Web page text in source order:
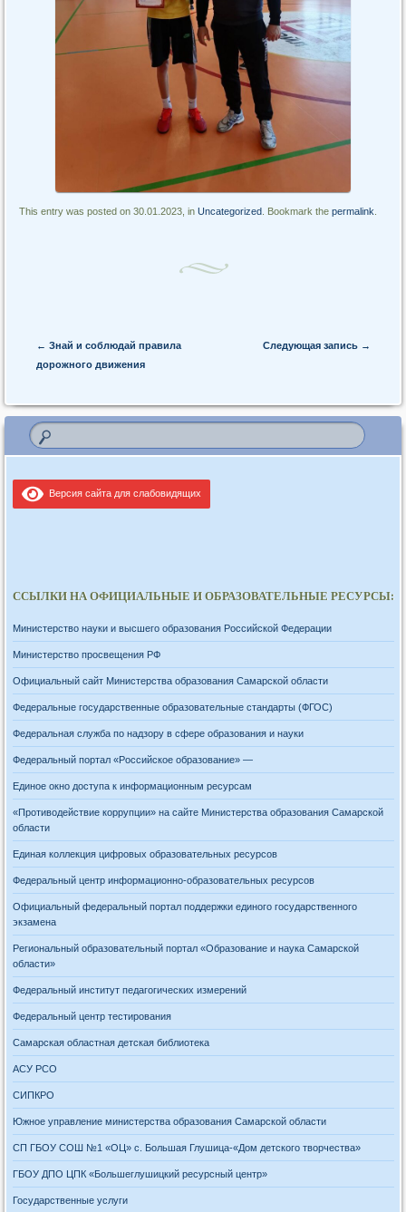
This entry was posted on 30.01.2023, inUncategorized . Bookmark thepermalink
Post navigation
← Знай и соблюдай правила
дорожного движения
Следующая запись →
Версия сайта для слабовидящих
ССЫЛКИ НА ОФИЦИАЛЬНЫЕ И ОБРАЗОВАТЕЛЬНЫЕ РЕСУРСЫ:
Министерство науки и высшего образования Российской Федерации
Министерство просвещения РФ
Официальный сайт Министерства образования Самарской области
Федеральные государственные образовательные стандарты (ФГОС)
Федеральная служба по надзору в сфере образования и науки
Федеральный портал «Российское образование» —
Единое окно доступа к информационным ресурсам
«Противодействие коррупции» на сайте Министерства образования Самарской
области
Единая коллекция цифровых образовательных ресурсов
Федеральный центр информационно-образовательных ресурсов
Официальный федеральный портал поддержки единого государственного
экзамена
Региональный образовательный портал «Образование и наука Самарской
области»
Федеральный институт педагогических измерений
Федеральный центр тестирования
Самарская областная детская библиотека
АСУ РСО
СИПКРО
Южное управление министерства образования Самарской области
СП ГБОУ СОШ №1 «ОЦ» с. Большая Глушица-«Дом детского творчества»
ГБОУ ДПО ЦПК «Большеглушицкий ресурсный центр»
Государственные услуги